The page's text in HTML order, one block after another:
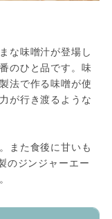
な味噌汁が登場し
のひと品です。味
法で作る味噌が使
が行き渡るような
また食後に甘いも
のジンジャーエー